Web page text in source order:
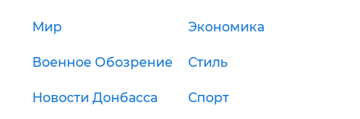
Мир Экономика
Военное Обозрение Стиль
Новости Донбасса Спорт